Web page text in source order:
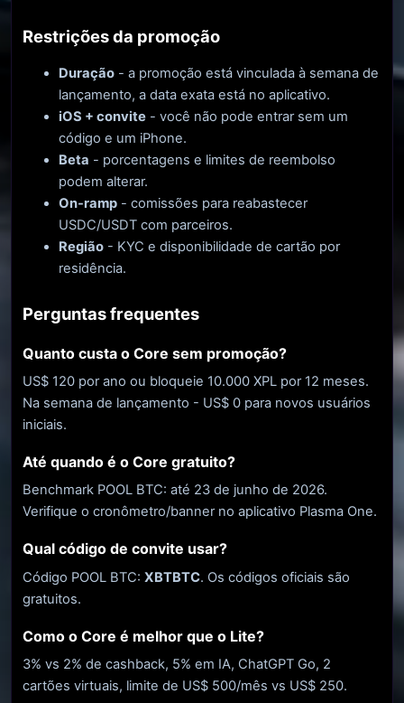
Restrições da promoção
Duração - a promoção está vinculada à semana de
lançamento, a data exata está no aplicativo.
iOS + convite - você não pode entrar sem um
código e um iPhone.
Beta - porcentagens e limites de reembolso
podem alterar.
On-ramp - comissões para reabastecer
USDC/USDT com parceiros.
Região - KYC e disponibilidade de cartão por
residência.
Perguntas frequentes
Quanto custa o Core sem promoção?
US$ 120 por ano ou bloqueie 10.000 XPL por 12 meses.
Na semana de lançamento - US$ 0 para novos usuários
iniciais.
Até quando é o Core gratuito?
Benchmark POOL BTC: até 23 de junho de 2026.
Verifique o cronômetro/banner no aplicativo Plasma One.
Qual ​​código de convite usar?
Código POOL BTC: XBTBTC. Os códigos oficiais são
gratuitos.
Como o Core é melhor que o Lite?
3% vs 2% de cashback, 5% em IA, ChatGPT Go, 2
cartões virtuais, limite de US$ 500/mês vs US$ 250.